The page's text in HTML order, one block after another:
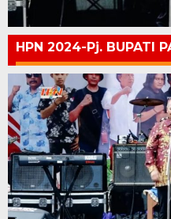
HPN 2024-Pj. BUPATI